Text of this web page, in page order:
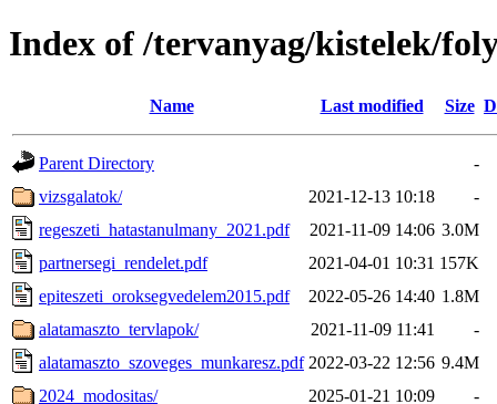
Index of /tervanyag/kistelek/
Name Last modified Size
Parent Directory
-
vizsgalatok/
2021-12-13 10:18
-
regeszeti_hatastanulmany_2021.pdf
2021-11-09 14:06 3.0M
partnersegi_rendelet.pdf
2021-04-01 10:31 157K
epiteszeti_oroksegvedelem2015.pdf
2022-05-26 14:40 1.8M
alatamaszto_tervlapok/
2021-11-09 11:41
-
alatamaszto_szoveges_munkaresz.pdf 2022-03-22 12:56 9.4M
2024_modositas/
2025-01-21 10:09
-